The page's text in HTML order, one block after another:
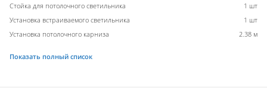
Стойка для потолочного светильника
1 шт
Установка встраиваемого светильника
1 шт
Установка потолочного карниза
2.38 м
Показать полный список